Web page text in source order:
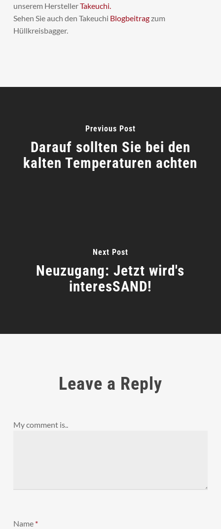
unserem HerstellerTakeuchi.
Sehen Sie auch den Takeuchi Blogbeitragzum
Hüllkreisbagger.
Previous Post
Darauf sollten Sie bei den
kalten Temperaturen achten
Next Post
Neuzugang: Jetzt wird's
interesSAND!
Leave a Reply
My comment is..
Name *